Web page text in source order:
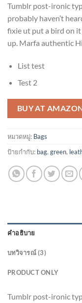
5
คะแนน
เต็มบน
การให้
คะแนน
ของ
Tumblr post-ironic
probably haven’t
fixie ut put a bird on
up. Marfa authentic
List test
Test 2
BUY AT
หมวดหมู่: Bags
ป้ายกำกับ: bag, green,
คำอธิบาย
บทวิจารณ์ (3)
PRODUCT ONLY
Tumblr post-ironic